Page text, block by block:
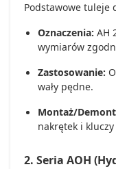
Podstawowe tuleje
Oznaczenia: AH
wymiarów
Zastosowanie:
wały pędne.
Montaż/
nakrętek i
2. Seria AOH